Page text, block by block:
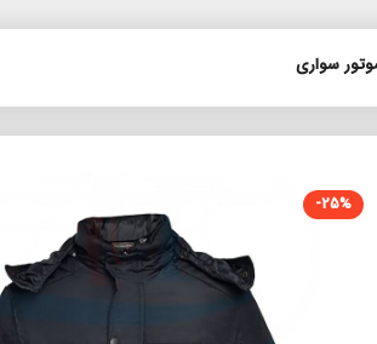
-25%